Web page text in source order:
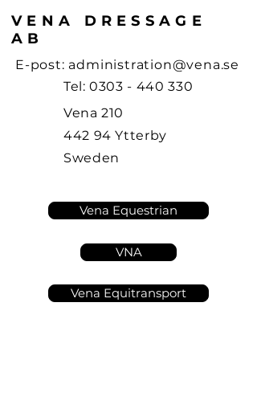
VENA DRESSAGE
AB
E-post: administration@vena.se
Tel:0303 - 440 330
Vena 210
442 94 Ytterby
Sweden
Vena Equestrian
VNA
Vena Equitransport